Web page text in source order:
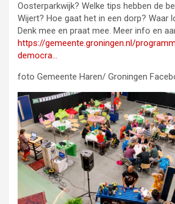
Oosterparkwijk? Welke tips hebben de
Wijert? Hoe gaat het in een dorp? Waar
Denk mee en praat mee. Meer info en
https://gemeente.groningen.nl/
democra…
foto Gemeente Haren/ Groningen